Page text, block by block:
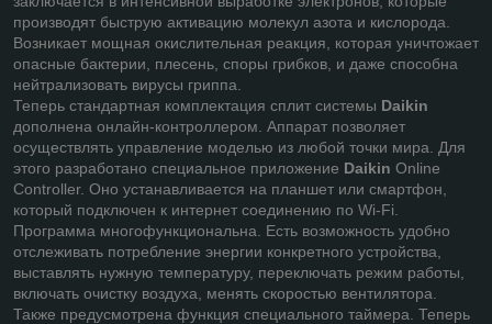
производят быструю активацию молекул азота и кислорода.
Возникает мощная окислительная реакция, которая уничтожает
опасные бактерии, плесень, споры грибков, и даже способна
нейтрализовать вирусы гриппа.
Теперь стандартная комплектация сплит системы Daikin
дополнена онлайн-контроллером. Аппарат позволяет
осуществлять управление моделью из любой точки мира. Для
этого разработано специальное приложение Daikin Online
Controller. Оно устанавливается на планшет или смартфон,
который подключен к интернет соединению по Wi-Fi.
Программа многофункциональна. Есть возможность удобно
отслеживать потребление энергии конкретного устройства,
выставлять нужную температуру, переключать режим работы,
включать очистку воздуха, менять скоростью вентилятора.
Также предусмотрена функция специального таймера. Теперь